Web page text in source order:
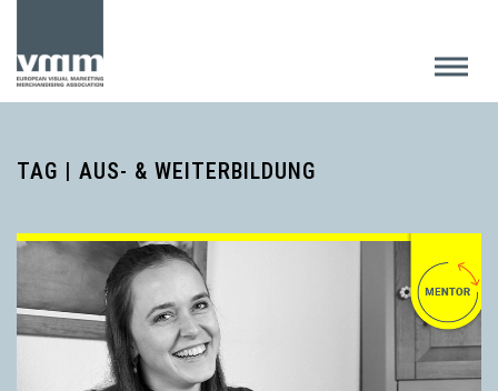
TAG | AUS- & WEITERBILDUNG